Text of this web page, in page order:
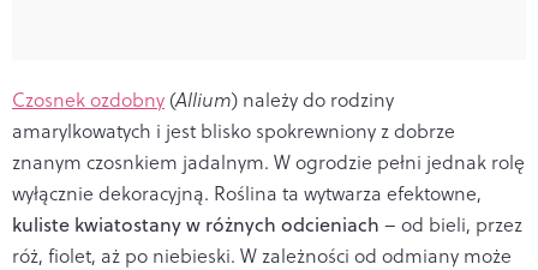
Czosnek ozdobny (Allium) należy do rodziny
amarylkowatych i jest blisko spokrewniony z dobrze
znanym czosnkiem jadalnym. W ogrodzie pełni jednak rolę
wyłącznie dekoracyjną. Roślina ta wytwarza efektowne,
kuliste kwiatostany w różnych odcieniach – od bieli, przez
róż, fiolet, aż po niebieski. W zależności od odmiany może